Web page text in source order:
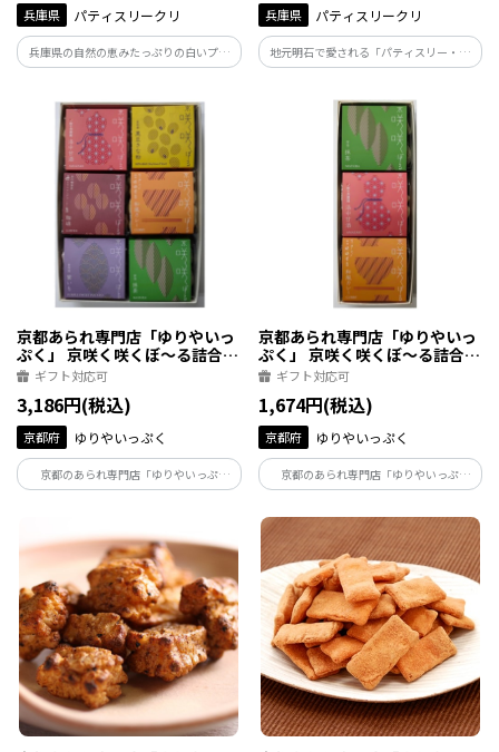
兵庫県 パティスリークリ
兵庫県の自然の恵みたっぷりの白いプリ
ン
兵庫県 パティスリークリ
地元明石で愛される「パティスリー・ク
リ」の名物ケーキ
京都あられ専門店「ゆりやいっ
ぷく」 京咲く咲くぼ～る詰合せ
6種ギフト対応可
3,186円(税込)
京都府 ゆりやいっぷく
京都のあられ専門店「ゆりやいっぷ
く」。地元で愛され続ける一品をお届け
京都あられ専門店「ゆりやいっ
ぷく」 京咲く咲くぼ～る詰合せ
3種ギフト対応可
1,674円(税込)
京都府 ゆりやいっぷく
京都のあられ専門店「ゆりやいっぷ
く」。地元で愛され続ける一品をお届け
いたします。